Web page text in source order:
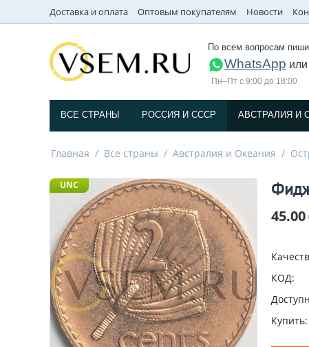
Доставка и оплата Оптовым покупателям Новости
По всем вопросам
WhatsApp или
Пн–Пт с 9:00 до 18:00
ВСЕ СТРАНЫ РОССИЯ И СССP АВСТРАЛИЯ И
Главная / Все страны / Австралия и Океания /
UNC
45.00
КОД:
Купить: